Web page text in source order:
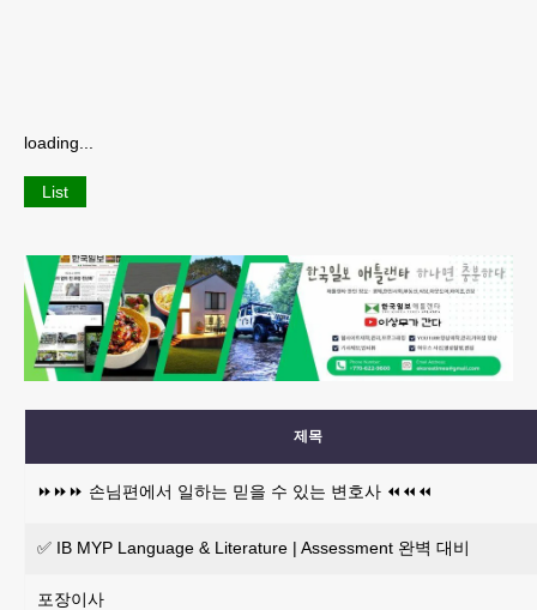
loading...
List
제목
⏩️⏩️⏩️ 손님편에서 일하는 믿을 수 있는 변호사 ⏪️⏪️⏪️
✅ IB MYP Language & Literature | Assessment 완벽 대비
포장이사